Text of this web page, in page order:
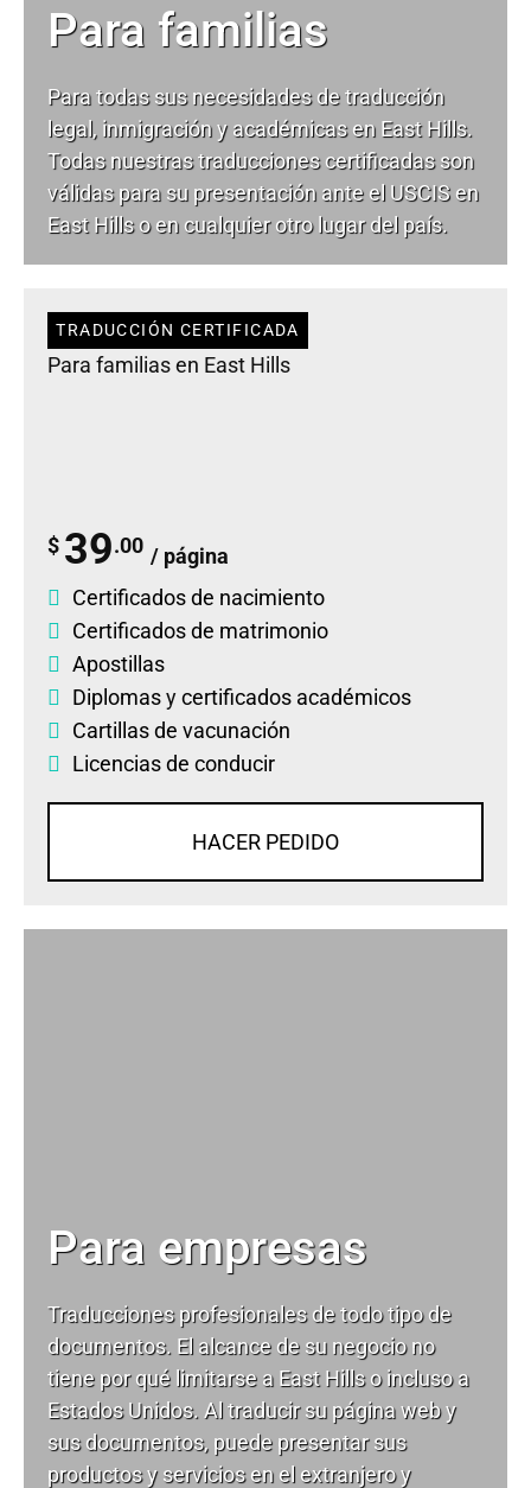
Para familias
Para todas sus necesidades detraducción
legal, inmigración y académicas en East Hills.
Todas nuestras traducciones certificadas son
válidas para su presentación ante el USCIS en
East Hills o en cualquier otro lugar del país.
TRADUCCIÓN CERTIFICADA
Para familias en East Hills
$ 39.00 / página
Certificados de nacimiento
Certificados de matrimonio
Apostillas
Diplomasycertificados académicos
Cartillas de vacunación
Licencias de conducir
HACER PEDIDO
Para empresas
Traducciones profesionales de todo tipo de
documentos. El alcance de su negocio no
tiene por qué limitarse a East Hills o incluso a
Estados Unidos. Al traducir su página web y
sus documentos, puede presentar sus
productos y servicios en el extranjero y